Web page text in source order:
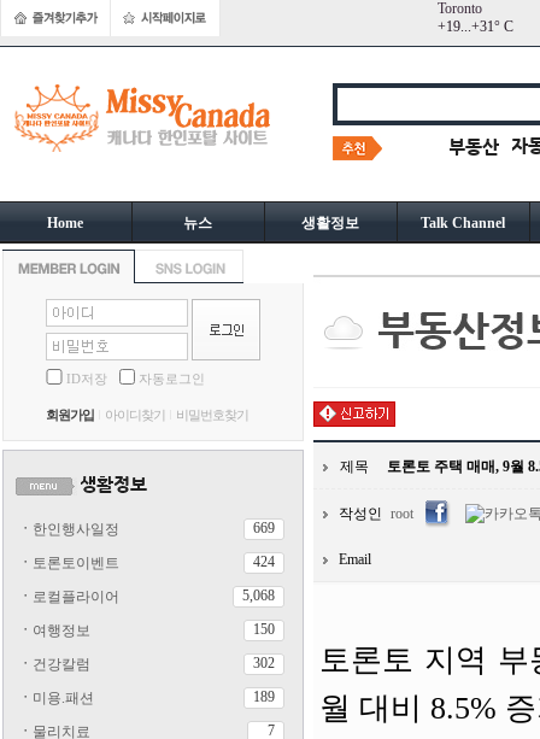
Toronto
+19...+31° C
Home 뉴스 생활정보 Talk Channel
ID저장 자동로그인
회원가입 아이디찾기 비밀번호찾기
ㆍ 한인행사일정 669
ㆍ 토론토이벤트 424
ㆍ 로컬플라이어 5,068
ㆍ 여행정보 150
ㆍ 건강칼럼 302
ㆍ 미용.패션 189
ㆍ 물리치료 7
제목 토론토 주택 매매, 9월
작성인 root
Email
토론토 지역 부
월 대비 8.5%